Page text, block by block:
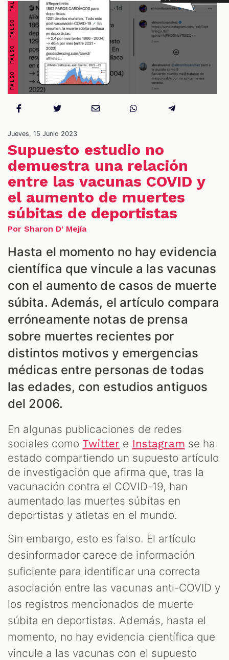
Jueves, 15 Junio 2023
Supuesto estudio no
demuestra una relación
entre las vacunas COVID y
el aumento de muertes
súbitas de deportistas
Por Sharon D' Mejía
Hasta el momento no hay evidencia
científica que vincule a las vacunas
con el aumento de casos de muerte
súbita. Además, el artículo compara
erróneamente notas de prensa
sobre muertes recientes por
distintos motivos y emergencias
médicas entre personas de todas
las edades, con estudios antiguos
del 2006.
En algunas publicaciones de redes
sociales como Twitter e Instagram se ha
estado compartiendo un supuesto artículo
de investigación que afirma que, tras la
vacunación contra el COVID-19, han
aumentado las muertes súbitas en
deportistas y atletas en el mundo.
Sin embargo, esto es falso. El artículo
desinformador carece de información
suficiente para identificar una correcta
asociación entre las vacunas anti-COVID y
los registros mencionados de muerte
súbita en deportistas. Además, hasta el
momento, no hay evidencia científica que
vincule a las vacunas con el supuesto